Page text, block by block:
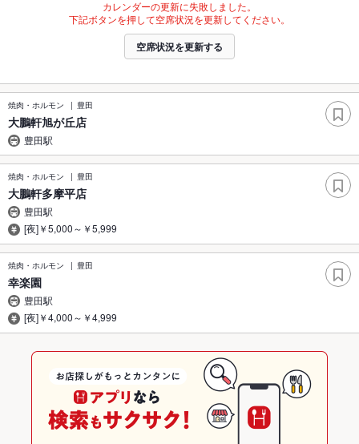
カレンダーの更新に失敗しました。
下記ボタンを押して空席状況を更新してください。
空席状況を更新する
焼肉・ホルモン 豊田
大鵬軒旭が丘店
豊田駅
焼肉・ホルモン 豊田
大鵬軒多摩平店
豊田駅
[夜]￥5,000～￥5,999
焼肉・ホルモン 豊田
幸楽園
豊田駅
[夜]￥4,000～￥4,999